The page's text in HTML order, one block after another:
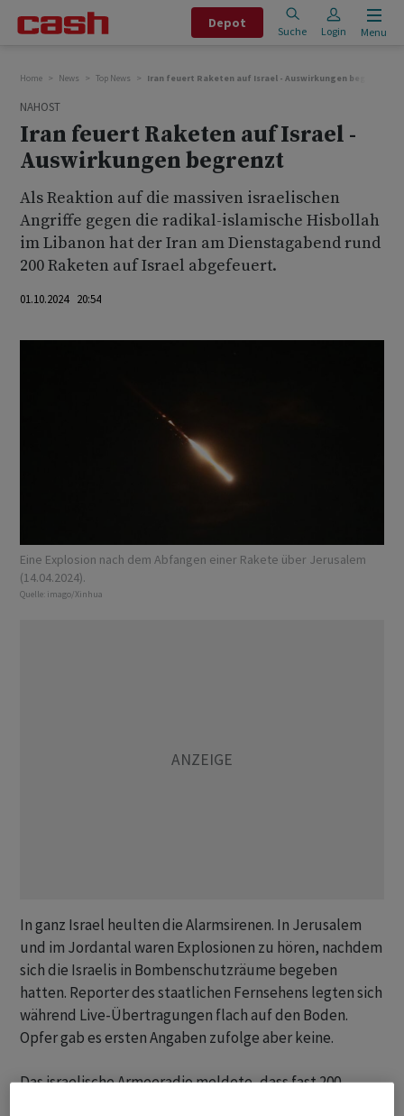
Depot
Suche Login Menu
Home News Top News Iran feuert Raketen auf Israel - Auswirkungen begrenzt
NAHOST
Iran feuert Raketen auf Israel -
Auswirkungen begrenzt
Als Reaktion auf die massiven israelischen
Angriffe gegen die radikal-islamische Hisbollah
im Libanon hat der Iran am Dienstagabend rund
200 Raketen auf Israel abgefeuert.
01.10.2024 20:54
Eine Explosion nach dem Abfangen einer Rakete über Jerusalem
(14.04.2024).
Quelle: imago/Xinhua
In ganz Israel heulten die Alarmsirenen. In Jerusalem
und im Jordantal waren Explosionen zu hören, nachdem
sich die Israelis in Bombenschutzräume begeben
hatten. Reporter des staatlichen Fernsehens legten sich
während Live-Übertragungen flach auf den Boden.
Opfer gab es ersten Angaben zufolge aber keine.
Das israelische Armeeradio meldete, dass fast 200